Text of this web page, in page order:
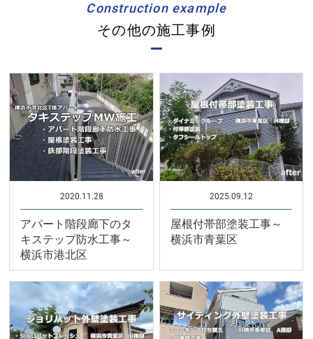
Construction example
その他の施工事例
2020.11.28
アパート階段廊下のタ
キステップ防水工事～
横浜市港北区
2025.09.12
屋根付帯部塗装工事～
横浜市青葉区